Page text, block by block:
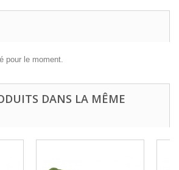
pour le moment.
DANS LA MÊME